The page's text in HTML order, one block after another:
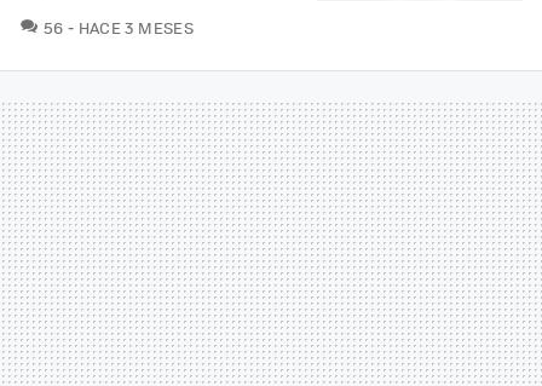
56 COMENTARIOS
HACE 3 MESES